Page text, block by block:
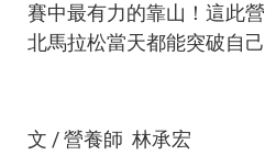
賽中最有力的靠山！這此
北馬拉松當天都能突破自
文 / 營養師 林承宏